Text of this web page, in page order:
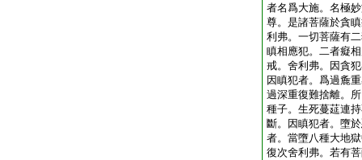
者名爲大施。名極
尊。是諸菩薩於貪
利弗。一切菩薩有
瞋相應犯。二者癡
戒。舍利弗。因貪
因瞋犯者。爲過麁
過深重復難捨離。
種子。生死蔓莚連
斷。因瞋犯者。墮
者。當墮八種大地
復次舍利弗。若有